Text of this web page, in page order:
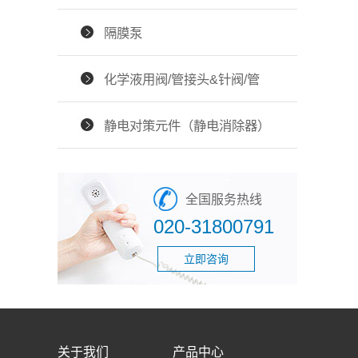
隔膜泵
化学液用阀/管接头&针阀/管
静电对策元件（静电消除器）
全国服务热线
020-31800791
立即咨询
关于我们 产品中心